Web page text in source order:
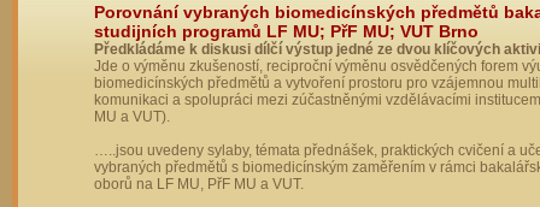
Porovnání vybraných biomedicínských předmětů
studijních programů LF MU; PřF MU; VUT Brno
Předkládáme k diskusi dílčí výstup jedné ze dvou klíčových
Jde o výměnu zkušeností, reciproční výměnu osvědčených forem
biomedicínských předmětů a vytvoření prostoru pro vzájemnou
komunikaci a spolupráci mezi zúčastněnými vzdělávacími
MU a VUT).
…..jsou uvedeny sylaby, témata přednášek, praktických cvičení a
vybraných předmětů s biomedicínským zaměřením v rámci
oborů na LF MU, PřF MU a VUT.